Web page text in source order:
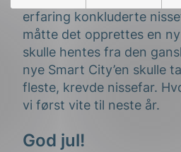
erfaring konkluderte
måtte det opprettes en
skulle hentes fra den
nye Smart City’en skulle
fleste, krevde nissefar.
vi først vite til neste år.
God jul!